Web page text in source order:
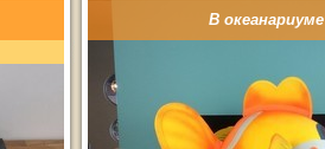
В океанариуме